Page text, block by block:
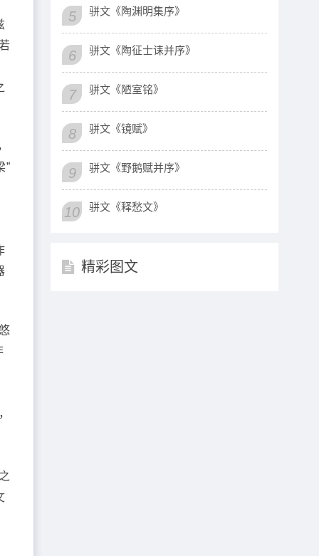
”
5 骈文《陶渊明集序》
6 骈文《陶征士诔并序》
7 骈文《陋室铭》
8 骈文《镜赋》
9 骈文《野鹅赋并序》
10 骈文《释愁文》
精彩图文